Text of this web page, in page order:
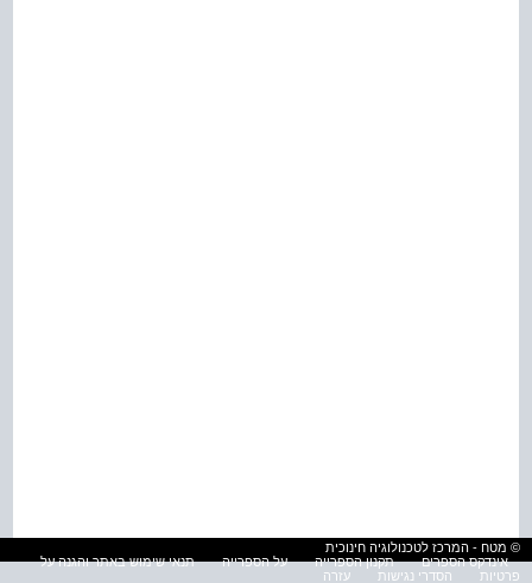
© מטח - המרכז לטכנולוגיה חינוכית
אינדקס הספרים
תקנון הספרייה על הספרייה
תנאי שימוש באתר והגנה על
פרטיות
הסדרי נגישות עזרה